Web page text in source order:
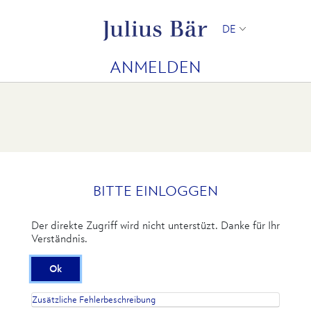
DE
ANMELDEN
BITTE EINLOGGEN
Der direkte Zugriff wird nicht unterstüzt. Danke für Ihr
Verständnis.
Zusätzliche Fehlerbeschreibung